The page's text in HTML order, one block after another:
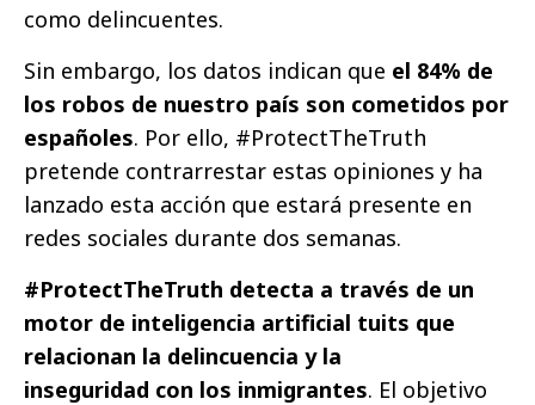
como delincuentes.
Sin embargo, los datos indican que el 84% de
los robos de nuestro país son cometidos por
españoles. Por ello, #ProtectTheTruth
pretende contrarrestar estas opiniones y ha
lanzado esta acción que estará presente en
redes sociales durante dos semanas.
#ProtectTheTruth detecta a través de un
motor de inteligencia artificial tuits que
relacionan la delincuencia y la
inseguridad con los inmigrantes. El objetivo